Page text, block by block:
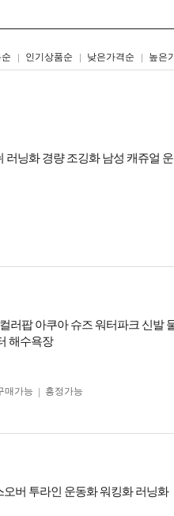
인기상품순 낮은가격순 높은
리스트형갤러리형
러닝화 경량 조깅화 남성 캐쥬얼
러팝 아쿠아 슈즈 워터파크 신발
해수욕장
매가능 흥정가능
오버 투라인 운동화 워킹화 러닝화